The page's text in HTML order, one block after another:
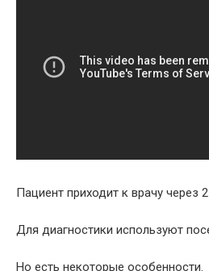
Пациент приходит к врачу через
Для диагностики используют
Но есть некоторые особенности.